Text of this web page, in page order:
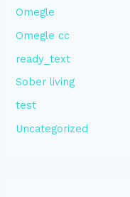
Omegle
Omegle cc
ready_text
Sober living
test
Uncategorized